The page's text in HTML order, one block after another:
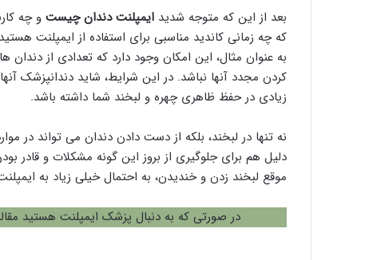
بعد از این که متوجه شدید ایمپلنت دندان چیست و چه
که چه زمانی کاندید مناسبی برای استفاده از ایمپلنت
به عنوان مثال، این امکان وجود دارد که تعدادی از
کردن مجدد آنها نباشد. در این شرایط، شاید دندانپزشک
زیادی در حفظ ظاهری چهره و لبخند شما داشته باشد.
نه تنها در لبخند، بلکه از دست دادن دندان می تواند در
دلیل هم برای جلوگیری از بروز این گونه مشکلات و
موقع لبخند زدن و خندیدن، به احتمال خیلی زیاد به
در صورتی که به دنبال پزشک ایمپلنت هستید